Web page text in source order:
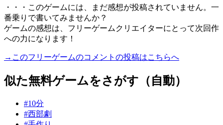
・・・このゲームには、まだ感想が投稿されていません。一
番乗りで書いてみませんか？
ゲームの感想は、フリーゲームクリエイターにとって次回作
への力になります！
→このフリーゲームのコメントの投稿はこちらへ
似た無料ゲームをさがす（自動）
#10分
#西部劇